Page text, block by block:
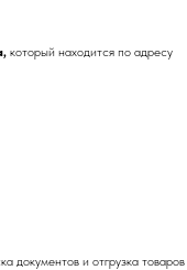
который находится по адресу
документов и отгрузка товаров